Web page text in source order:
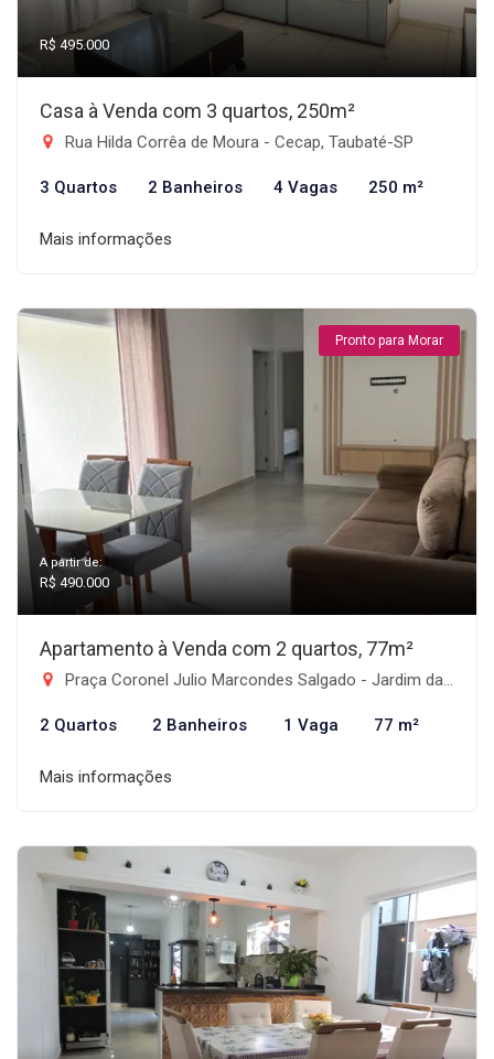
R$ 495.000
Casa à Venda com 3 quartos, 250m²
Rua Hilda Corrêa de Moura - Cecap, Taubaté-SP
3 Quartos 2 Banheiros 4 Vagas 250 m²
Mais informações
Pronto para Morar
A partir de:
R$ 490.000
Apartamento à Venda com 2 quartos, 77m²
Praça Coronel Julio Marcondes Salgado - Jardim das Nações, Taubaté-SP
2 Quartos 2 Banheiros 1 Vaga 77 m²
Mais informações